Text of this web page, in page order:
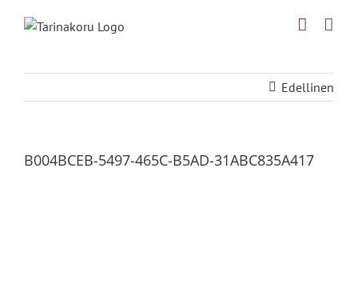
Edellinen
B004BCEB-5497-465C-B5AD-31ABC835A417